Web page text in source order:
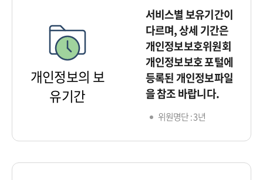
개인정보의 보
유기간
서비스별 보유기간이
다르며, 상세 기간은
개인정보보호위원회
개인정보보호 포털에
등록된 개인정보파일
을 참조 바랍니다.
위원명단 : 3년